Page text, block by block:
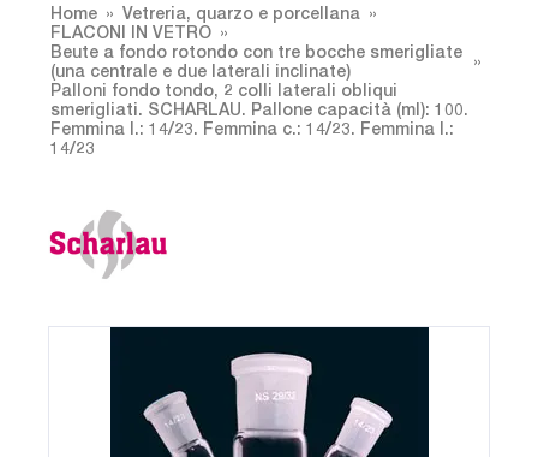
Home
Vetreria, quarzo e porcellana
FLACONI IN VETRO
Beute a fondo rotondo con tre bocche smerigliate
(una centrale e due laterali inclinate)
Palloni fondo tondo, 2 colli laterali obliqui
smerigliati. SCHARLAU. Pallone capacità (ml): 100.
Femmina l.: 14/23. Femmina c.: 14/23. Femmina l.:
14/23